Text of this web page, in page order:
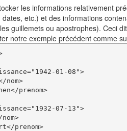
les informations relativement
etc.) et des informations
guillemets ou apostrophes). Ceci
notre exemple précédent comme
01-08">
nom>
prenom>
07-13">
nom>
prenom>